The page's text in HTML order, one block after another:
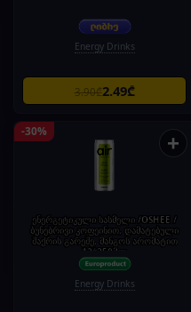
Energy Drinks
3.90₾2.49₾
-30% +
ენერგეტიკული სასმელი /OSHEE /
ბუნებრივი კოფეინით, დამატებული
შაქრის გარეშე, მანგოს არომატით
12*250მლ
Energy Drinks